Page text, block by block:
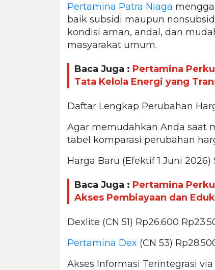
Pertamina Patra Niaga
baik subsidi maupun
kondisi aman, andal, dan
masyarakat umum.
Baca Juga : Pertamina
Tata Kelola Energi yang
Daftar Lengkap Perubahan
Agar memudahkan Anda saat
tabel komparasi perubahan
Harga Baru (Efektif 1 Juni 2026)
Baca Juga : Pertamina
Akses Pembiayaan dan
Dexlite (CN 51) Rp26.600
Pertamina Dex (CN 53)
Akses Informasi Terintegrasi via